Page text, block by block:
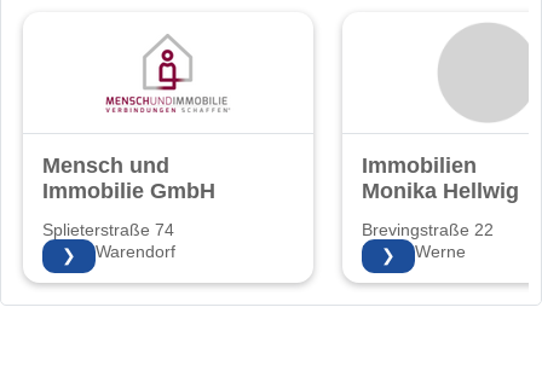
Mensch und
Immobilie GmbH
Splieterstraße 74
48231 Warendorf
❯
Immobilien
Monika Hellwig
Brevingstraße 22
59368 Werne
❯